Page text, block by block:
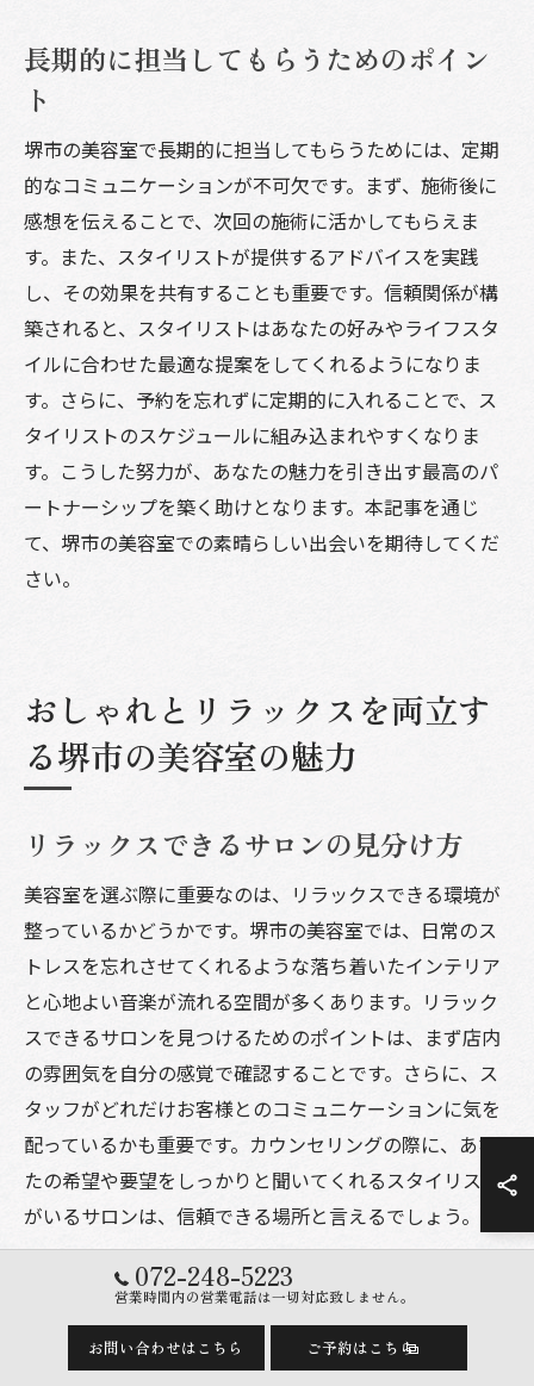
長期的に担当してもらうためのポイン
ト
堺市の美容室で長期的に担当してもらうためには、定期
的なコミュニケーションが不可欠です。まず、施術後に
感想を伝えることで、次回の施術に活かしてもらえま
す。また、スタイリストが提供するアドバイスを実践
し、その効果を共有することも重要です。信頼関係が構
築されると、スタイリストはあなたの好みやライフスタ
イルに合わせた最適な提案をしてくれるようになりま
す。さらに、予約を忘れずに定期的に入れることで、ス
タイリストのスケジュールに組み込まれやすくなりま
す。こうした努力が、あなたの魅力を引き出す最高のパ
ートナーシップを築く助けとなります。本記事を通じ
て、堺市の美容室での素晴らしい出会いを期待してくだ
さい。
おしゃれとリラックスを両立す
る堺市の美容室の魅力
リラックスできるサロンの見分け方
美容室を選ぶ際に重要なのは、リラックスできる環境が
整っているかどうかです。堺市の美容室では、日常のス
トレスを忘れさせてくれるような落ち着いたインテリア
と心地よい音楽が流れる空間が多くあります。リラック
スできるサロンを見つけるためのポイントは、まず店内
の雰囲気を自分の感覚で確認することです。さらに、ス
タッフがどれだけお客様とのコミュニケーションに気を
配っているかも重要です。カウンセリングの際に、あな
たの希望や要望をしっかりと聞いてくれるスタイリスト
がいるサロンは、信頼できる場所と言えるでしょう。
おしゃれな空間作りの秘密に迫る
美容室の魅力の一つは、そのおしゃれな空間作りです。
堺市の美容室では、訪れるだけで気分が高まるようなス
072-248-5223
営業時間内の営業電話は一切対応致しません。
お問い合わせはこちら ご予約はこちら